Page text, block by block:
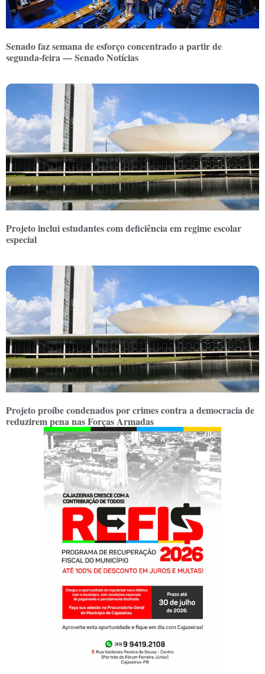
Senado faz semana de esforço concentrado a partir de
segunda-feira — Senado Notícias
Projeto inclui estudantes com deficiência em regime escolar
especial
Projeto proíbe condenados por crimes contra a democracia de
reduzirem pena nas Forças Armadas